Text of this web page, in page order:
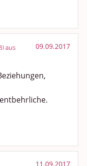
aus
09.09.2017
11.09.2017